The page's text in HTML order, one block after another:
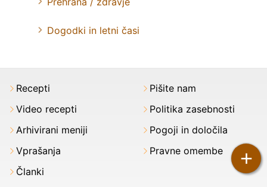
+
Dogodki in letni časi
Recepti
Video recepti
Arhivirani meniji
Vprašanja
Članki
Pišite nam
Politika zasebnosti
Pogoji in določila
Pravne omembe